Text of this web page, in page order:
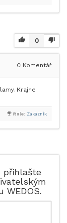
0
0 Komentář
Krajne
Role: Zákazník
přihlašte